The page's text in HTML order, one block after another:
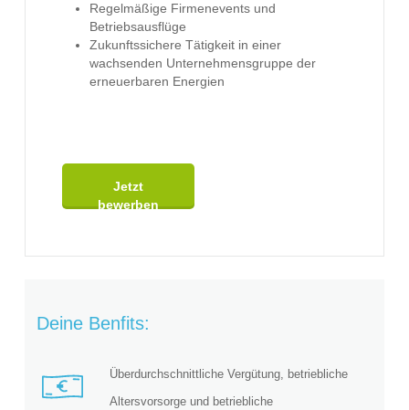
Regelmäßige Firmenevents und
Betriebsausflüge
Zukunftssichere Tätigkeit in einer
wachsenden Unternehmensgruppe der
erneuerbaren Energien
Jetzt
bewerben
Deine Benfits:
Überdurchschnittliche Vergütung, betriebliche
Altersvorsorge und betriebliche